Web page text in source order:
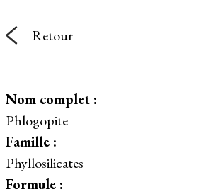
Retour
Nom complet :
Phlogopite
Famille :
Phyllosilicates
Formule :